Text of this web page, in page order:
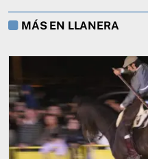
MÁS EN LLANERA